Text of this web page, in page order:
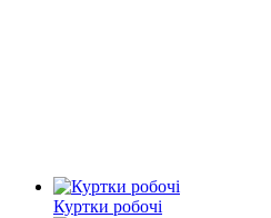
Куртки робочі